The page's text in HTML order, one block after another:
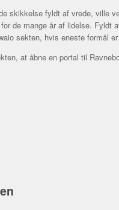
skikkelse fyldt af vrede, ville
de mange år af lidelse. Fyldt
sekten, hvis eneste formål
at åbne en portal til